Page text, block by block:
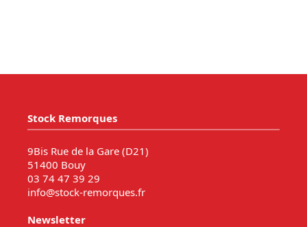
Stock Remorques
9Bis Rue de la Gare (D21)
51400 Bouy
03 74 47 39 29
info@stock-remorques.fr
Newsletter